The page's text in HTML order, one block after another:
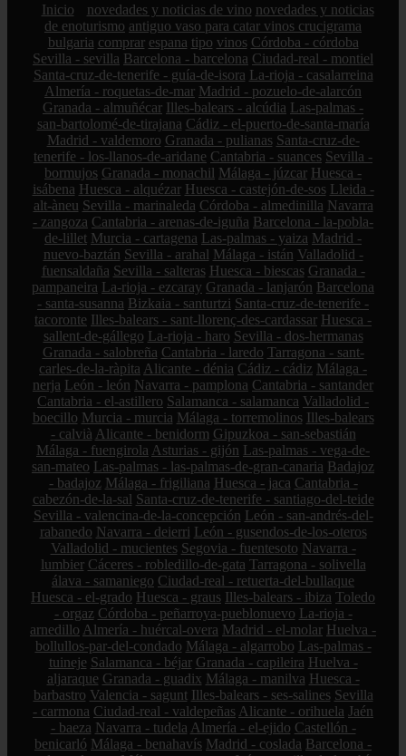
Inicio novedades y noticias de vino novedades y noticias
de enoturismo antiguo vaso para catar vinos crucigrama
bulgaria comprar espana tipo vinos Córdoba - córdoba
Sevilla - sevilla Barcelona - barcelona Ciudad-real - montiel
Santa-cruz-de-tenerife - guía-de-isora La-rioja - casalarreina
Almería - roquetas-de-mar Madrid - pozuelo-de-alarcón
Granada - almuñécar Illes-balears - alcúdia Las-palmas -
san-bartolomé-de-tirajana Cádiz - el-puerto-de-santa-maría
Madrid - valdemoro Granada - pulianas Santa-cruz-de-
tenerife - los-llanos-de-aridane Cantabria - suances Sevilla -
bormujos Granada - monachil Málaga - júzcar Huesca -
isábena Huesca - alquézar Huesca - castejón-de-sos Lleida -
alt-àneu Sevilla - marinaleda Córdoba - almedinilla Navarra
- zangoza Cantabria - arenas-de-iguña Barcelona - la-pobla-
de-lillet Murcia - cartagena Las-palmas - yaiza Madrid -
nuevo-baztán Sevilla - arahal Málaga - istán Valladolid -
fuensaldaña Sevilla - salteras Huesca - biescas Granada -
pampaneira La-rioja - ezcaray Granada - lanjarón Barcelona
- santa-susanna Bizkaia - santurtzi Santa-cruz-de-tenerife -
tacoronte Illes-balears - sant-llorenç-des-cardassar Huesca -
sallent-de-gállego La-rioja - haro Sevilla - dos-hermanas
Granada - salobreña Cantabria - laredo Tarragona - sant-
carles-de-la-ràpita Alicante - dénia Cádiz - cádiz Málaga -
nerja León - león Navarra - pamplona Cantabria - santander
Cantabria - el-astillero Salamanca - salamanca Valladolid -
boecillo Murcia - murcia Málaga - torremolinos Illes-balears
- calvià Alicante - benidorm Gipuzkoa - san-sebastián
Málaga - fuengirola Asturias - gijón Las-palmas - vega-de-
san-mateo Las-palmas - las-palmas-de-gran-canaria Badajoz
- badajoz Málaga - frigiliana Huesca - jaca Cantabria -
cabezón-de-la-sal Santa-cruz-de-tenerife - santiago-del-teide
Sevilla - valencina-de-la-concepción León - san-andrés-del-
rabanedo Navarra - deierri León - gusendos-de-los-oteros
Valladolid - mucientes Segovia - fuentesoto Navarra -
lumbier Cáceres - robledillo-de-gata Tarragona - solivella
álava - samaniego Ciudad-real - retuerta-del-bullaque
Huesca - el-grado Huesca - graus Illes-balears - ibiza Toledo
- orgaz Córdoba - peñarroya-pueblonuevo La-rioja -
arnedillo Almería - huércal-overa Madrid - el-molar Huelva -
bollullos-par-del-condado Málaga - algarrobo Las-palmas -
tuineje Salamanca - béjar Granada - capileira Huelva -
aljaraque Granada - guadix Málaga - manilva Huesca -
barbastro Valencia - sagunt Illes-balears - ses-salines Sevilla
- carmona Ciudad-real - valdepeñas Alicante - orihuela Jaén
- baeza Navarra - tudela Almería - el-ejido Castellón -
benicarló Málaga - benahavís Madrid - coslada Barcelona -